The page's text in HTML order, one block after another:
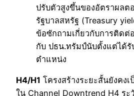
ปรับตัวสูงขึ้นของอัตราผล
รัฐบาลสหรัฐ (Treasury
ข้อซักถามเกี่ยวกับการติด
กับ ปธน.ทรัมป์นับตั้งแต่ได้รั
ตำแหน่ง
H4/H1 โครงสร้างระยะสั้นยังคง
ใน Channel Downtrend H4 ระ